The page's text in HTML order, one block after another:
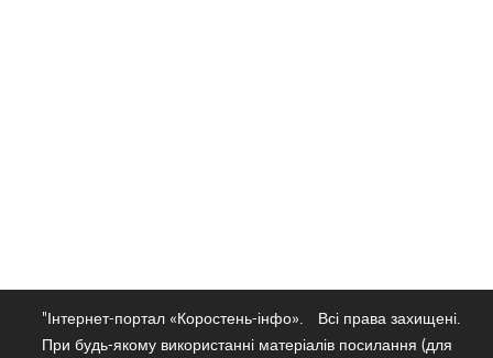
"Інтернет-портал «Коростень-інфо».
Всі права захищені.
При будь-якому використанні матеріалів посилання (для